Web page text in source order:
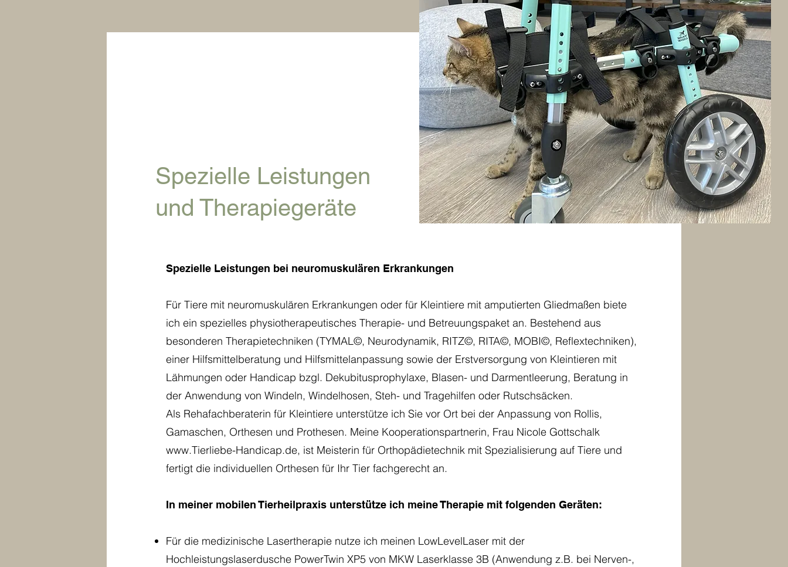
Spezielle Leistungen
und Therapiegeräte
Spezielle Leistungen bei neuromuskulären Erkrankungen
Für Tiere mit neuromuskulären Erkrankungen oder für Kleintiere mit amputierten Gliedmaßen biete
ich ein spezielles physiotherapeutisches Therapie- und Betreuungspaket an. Bestehend aus
besonderen Therapietechniken (TYMAL©, Neurodynamik, RITZ©, RITA©, MOBI©, Reflextechniken),
einer Hilfsmittelberatung und Hilfsmittelanpassung sowie der Erstversorgung von Kleintieren mit
Lähmungen oder Handicap bzgl. Dekubitusprophylaxe, Blasen- und Darmentleerung, Beratung in
der Anwendung von Windeln, Windelhosen, Steh- und Tragehilfen oder Rutschsäcken.
Als Rehafachberaterin für Kleintiere unterstütze ich Sie vor Ort bei der Anpassung von Rollis,
Gamaschen, Orthesen und Prothesen. Meine Kooperationspartnerin, Frau Nicole Gottschalk
www.Tierliebe-Handicap.de, ist Meisterin für Orthopädietechnik mit Spezialisierung auf Tiere und
fertigt die individuellen Orthesen für Ihr Tier fachgerecht an.
In meiner mobilen Tierheilpraxis unterstütze ich meine Therapie mit folgenden Geräten:
Für die medizinische Lasertherapie nutze ich meinen LowLevelLaser mit der
Hochleistungslaserdusche PowerTwin XP5 von MKW Laserklasse 3B (Anwendung z.B. bei Nerven-,